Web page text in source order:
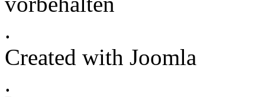
.
Created with Joomla
.